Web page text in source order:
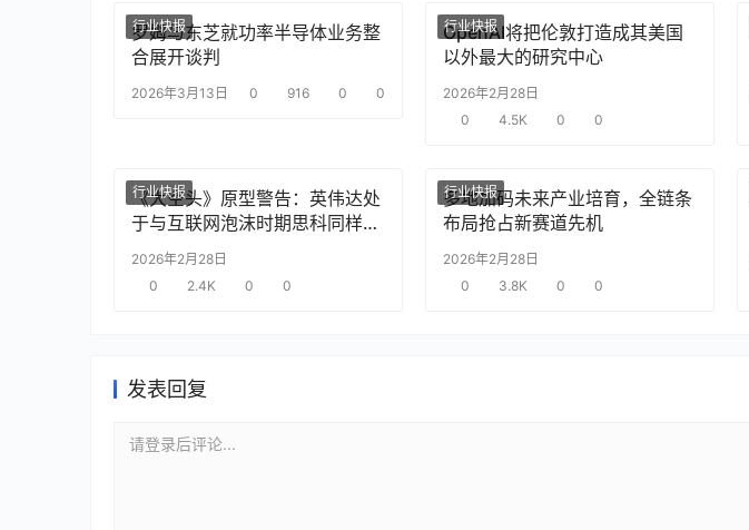
行业快报
罗姆与东芝就功率半导体业务整
合展开谈判
2026年3月13日 0 916 0 0
行业快报
OpenAI将把伦敦打造成其美国
以外最大的研究中心
2026年2月28日
0
4.5K 0 0
行业快报
《大空头》原型警告：英伟达处
于与互联网泡沫时期思科同样的
“危险境地”
2026年2月28日
0
2.4K 0 0
行业快报
多地加码未来产业培育，全链条
布局抢占新赛道先机
2026年2月28日
0
3.8K 0 0
发表回复
请登录后评论...